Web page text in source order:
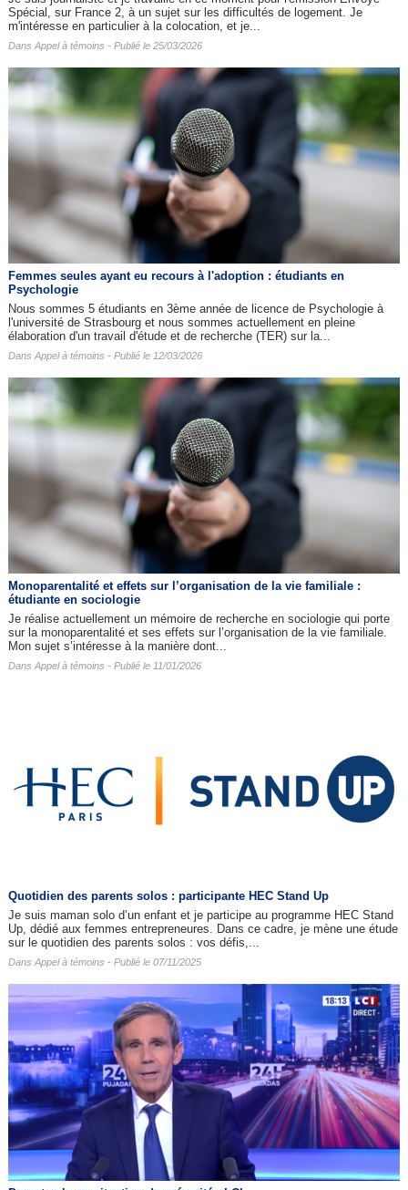
Spécial, sur France 2, à un sujet sur les difficultés de logement. Je
m'intéresse en particulier à la colocation, et je...
Dans Appel à témoins - Publié le 25/03/2026
Femmes seules ayant eu recours à l'adoption : étudiants en
Psychologie
Nous sommes 5 étudiants en 3ème année de licence de Psychologie à
l'université de Strasbourg et nous sommes actuellement en pleine
élaboration d'un travail d'étude et de recherche (TER) sur la...
Dans Appel à témoins - Publié le 12/03/2026
Monoparentalité et effets sur l’organisation de la vie familiale :
étudiante en sociologie
Je réalise actuellement un mémoire de recherche en sociologie qui porte
sur la monoparentalité et ses effets sur l’organisation de la vie familiale.
Mon sujet s’intéresse à la manière dont...
Dans Appel à témoins - Publié le 11/01/2026
Quotidien des parents solos : participante HEC Stand Up
Je suis maman solo d’un enfant et je participe au programme HEC Stand
Up, dédié aux femmes entrepreneures. Dans ce cadre, je mène une étude
sur le quotidien des parents solos : vos défis,...
Dans Appel à témoins - Publié le 07/11/2025